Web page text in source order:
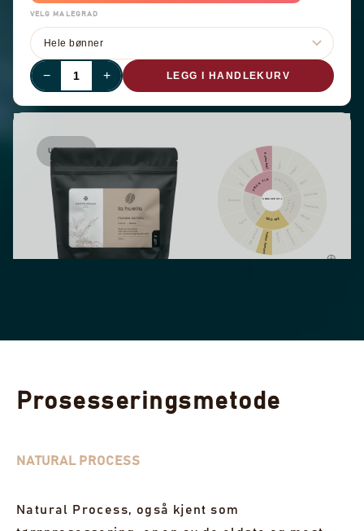
VELG MALEGRAD
− + LEGG I HANDLEKURV
UTSOLGT
Sjokolade
Hasselnøtt
Mandel
Peanøtter
Generell sødme
Søte aromaer
Tørket frukt Sitrusfrukt Annen frukt
SØDME
BLOMSTER
FRUKTIG
SMAKSPROFIL
Balansert og tilgjengelig tilbyr denne mellombrente
SOMMERSALG 2026 ER HER! −30% SÅ LENGE LAGERET REKKER
VIS 1 UTSOLGT PARTI
Prosesseringsmetode
NATURAL PROCESS
Natural Process, også kjent som